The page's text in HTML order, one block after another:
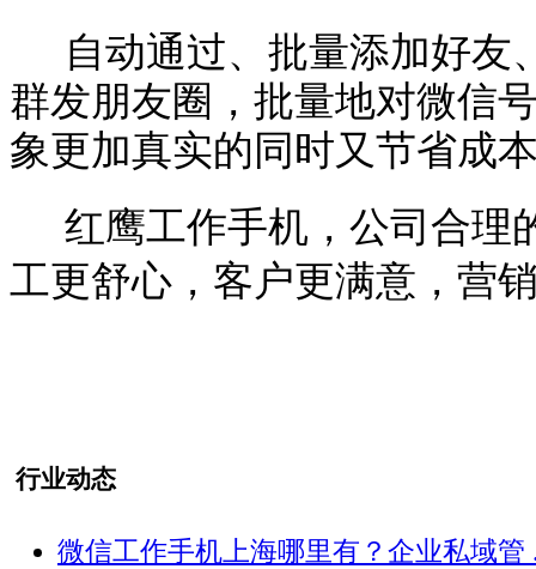
自动通过、批量添加好友
群发朋友圈，批量地对微信
象更加真实的同时又节省成
红鹰工作手机，公司合理
工更舒心，客户更满意，营
行业动态
微信工作手机上海哪里有？企业私域管